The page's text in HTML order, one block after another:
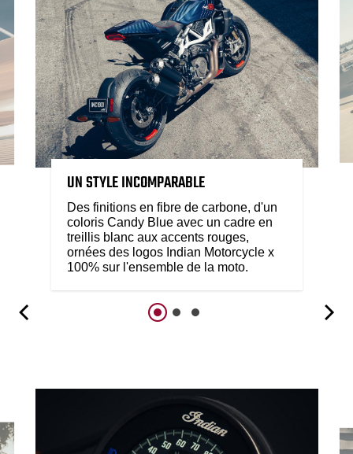
UN STYLE INCOMPARABLE
Des finitions en fibre de carbone, d'un
coloris Candy Blue avec un cadre en
treillis blanc aux accents rouges,
ornées des logos Indian Motorcycle x
100% sur l'ensemble de la moto.